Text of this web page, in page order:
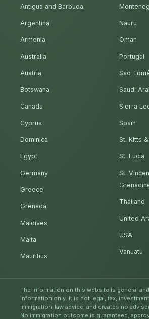
Antigua and Barbuda
Argentina
Armenia
Australia
Austria
Botswana
Canada
Cyprus
Dominica
Egypt
Germany
Greece
Grenada
Maldives
Malta
Mauritius
Nauru
Oman
Portugal
São
Saudi
Sierra
Spain
St. Kitts
St. Lucia
St.
Thailand
United
USA
Vanuatu
The information on this website is general
information only. It is not legal, tax,
immigration-law advice, and creates no
No immigration outcome is guaranteed;